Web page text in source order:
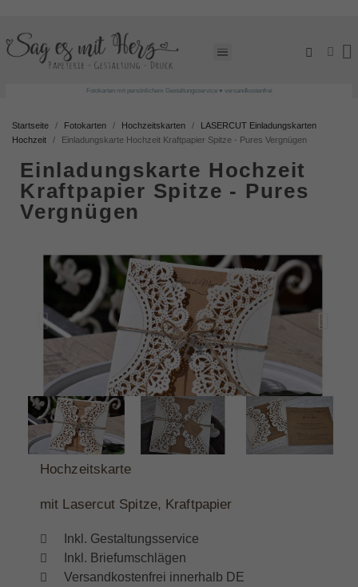
Fotokarten mit persönlichem Gestaltungsservice ♥ versandkostenfrei
Startseite Fotokarten Hochzeitskarten
LASERCUT Einladungskarten
Hochzeit
Einladungskarte Hochzeit Kraftpapier Spitze - Pures Vergnügen
Einladungskarte Hochzeit
Kraftpapier Spitze - Pures
Vergnügen
Hochzeitskarte
mit Lasercut Spitze, Kraftpapier
Inkl. Gestaltungsservice
Inkl. Briefumschlägen
Versandkostenfrei innerhalb DE